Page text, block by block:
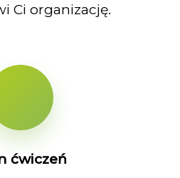
Ci organizację.
ćwiczeń